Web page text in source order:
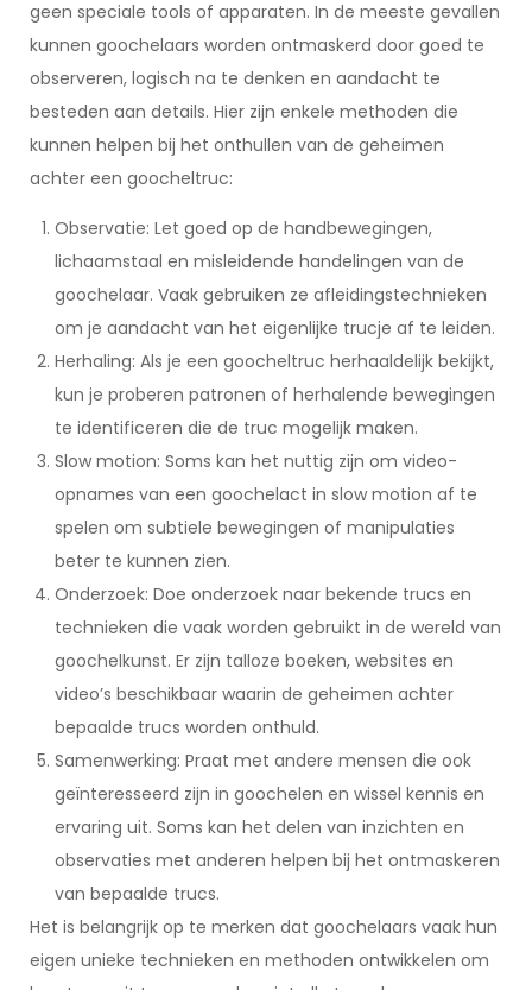
geen speciale tools of apparaten. In de meeste gevallen
kunnen goochelaars worden ontmaskerd door goed te
observeren, logisch na te denken en aandacht te
besteden aan details. Hier zijn enkele methoden die
kunnen helpen bij het onthullen van de geheimen
achter een goocheltruc:
Observatie: Let goed op de handbewegingen,
lichaamstaal en misleidende handelingen van de
goochelaar. Vaak gebruiken ze afleidingstechnieken
om je aandacht van het eigenlijke trucje af te leiden.
Herhaling: Als je een goocheltruc herhaaldelijk bekijkt,
kun je proberen patronen of herhalende bewegingen
te identificeren die de truc mogelijk maken.
Slow motion: Soms kan het nuttig zijn om video-
opnames van een goochelact in slow motion af te
spelen om subtiele bewegingen of manipulaties
beter te kunnen zien.
Onderzoek: Doe onderzoek naar bekende trucs en
technieken die vaak worden gebruikt in de wereld van
goochelkunst. Er zijn talloze boeken, websites en
video’s beschikbaar waarin de geheimen achter
bepaalde trucs worden onthuld.
Samenwerking: Praat met andere mensen die ook
geïnteresseerd zijn in goochelen en wissel kennis en
ervaring uit. Soms kan het delen van inzichten en
observaties met anderen helpen bij het ontmaskeren
van bepaalde trucs.
Het is belangrijk op te merken dat goochelaars vaak hun
eigen unieke technieken en methoden ontwikkelen om